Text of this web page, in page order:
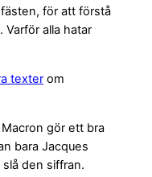
för att förstå
Varför alla hatar
texter om
gör ett bra
bara Jacques
den siffran.